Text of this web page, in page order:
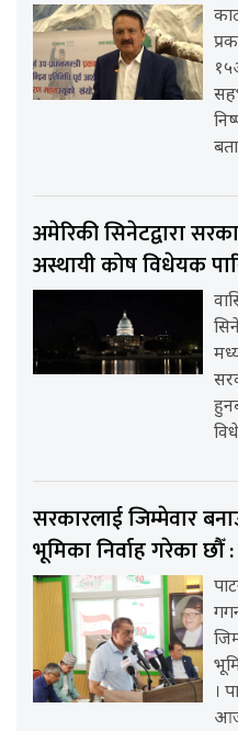
अमेरिकी सिनेटद्वारा
अस्थायी कोष विधेयक
सरकारलाई जिम्मेवार
भूमिका निर्वाह गरेका छौँ
।